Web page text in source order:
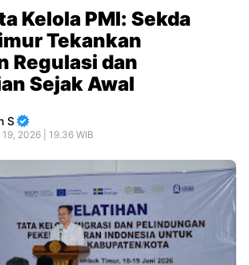
Kelola PMI: Sekda
Tekankan
Regulasi dan
Sejak Awal
S
2026 | 19.36 WIB